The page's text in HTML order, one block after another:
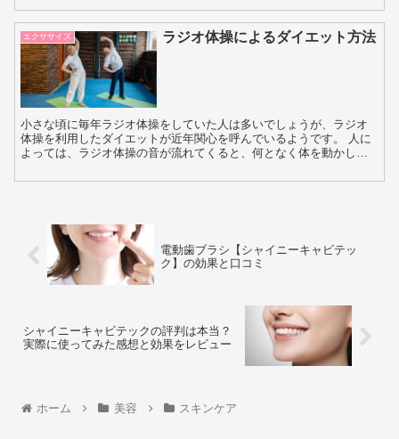
エクササイズ ラジオ体操によるダイエット方法
小さな頃に毎年ラジオ体操をしていた人は多いでしょうが、ラジオ
体操を利用したダイエットが近年関心を呼んでいるようです。 人に
よっては、ラジオ体操の音が流れてくると、何となく体を動かして
電動歯ブラシ【シャイニーキャビテッ
ク】の効果と口コミ
シャイニーキャビテックの評判は本当？
実際に使ってみた感想と効果をレビュー
ホーム 美容 スキンケア